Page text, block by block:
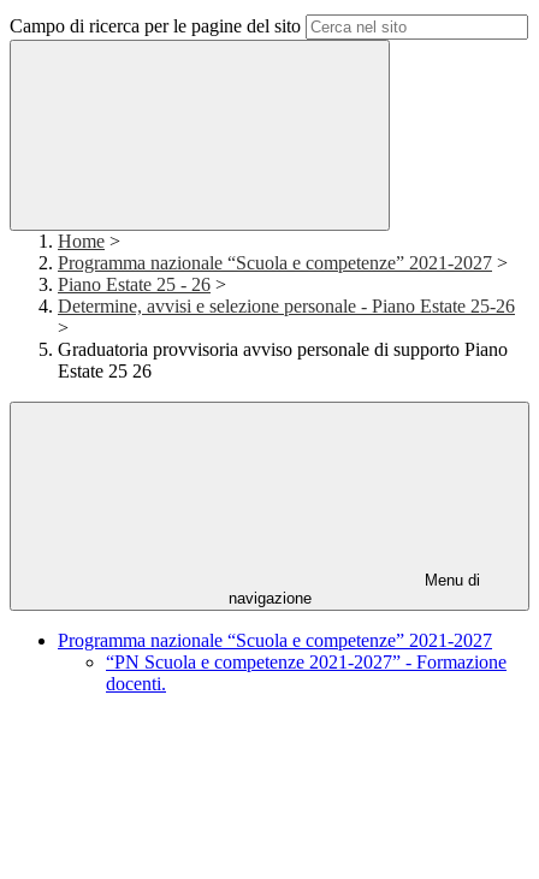
Campo di ricerca per le pagine del sito
Home >
Programma nazionale “Scuola e competenze” 2021-2027 >
Piano Estate 25 - 26 >
Determine, avvisi e selezione personale - Piano Estate 25-26
>
Graduatoria provvisoria avviso personale di supporto Piano
Estate 25 26
Menu di
navigazione
Programma nazionale “Scuola e competenze” 2021-2027
“PN Scuola e competenze 2021-2027” - Formazione
docenti.